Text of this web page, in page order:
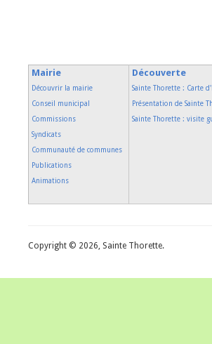
Mairie
Découvrir la mairie
Conseil municipal
Commissions
Syndicats
Communauté de communes
Publications
Animations
Découverte
Sainte Thorette : Carte
Présentation de Sainte
Sainte Thorette : visite
Copyright © 2026, Sainte Thorette.